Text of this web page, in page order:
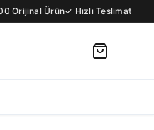
Orijinal Ürün✓ Hızlı Teslimat